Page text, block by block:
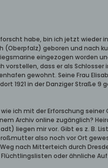
habe, bin ich jetzt wieder
geboren und nach
eingezogen worden
dass er als
gewohnt. Seine Frau
1921 in der Danziger Straße 9
ich mit der Erforschung
Archiv online zugänglich?
liegen mir vor. Gibt es z. B.
also noch vor Ort
nach Mitterteich durch
oder ähnliche